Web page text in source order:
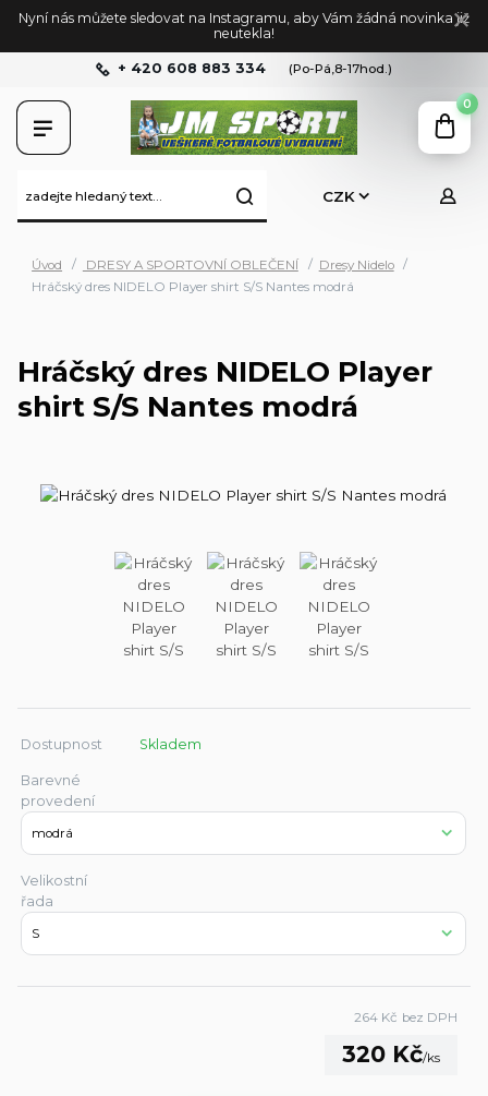
Nyní nás můžete sledovat na Instagramu, aby Vám žádná novinka již
neutekla!
CZK
+ 420 608 883 334 (Po-Pá,8-17hod.)
0
Úvod DRESY A SPORTOVNÍ OBLEČENÍ
Dresy Nidelo
Hráčský dres NIDELO Player shirt S/S Nantes modrá
Hráčský dres NIDELO Player
shirt S/S Nantes modrá
Dostupnost Skladem
Barevné
provedení
Velikostní
řada
320 Kč/ks
264 Kč bez DPH